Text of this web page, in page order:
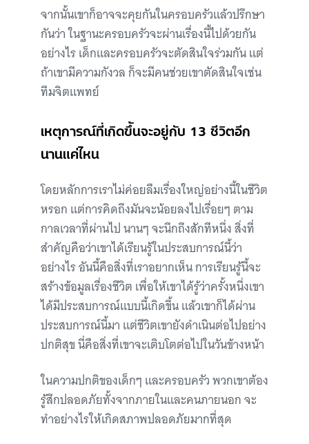
จากนั้นเขาก็อาจจะคุยกันในครอบครัวแล้วปรึกษา
กันว่า ในฐานะครอบครัวจะผ่านเรื่องนี้ไปด้วยกัน
อย่างไร เด็กและครอบครัวจะตัดสินใจร่วมกัน แต่
ถ้าเขามีความกังวล ก็จะมีคนช่วยเขาตัดสินใจเช่น
ทีมจิตแพทย์
เหตุการณ์ที่เกิดขึ้นจะอยู่กับ 13 ชีวิตอีก
นานแค่ไหน
โดยหลักการเราไม่ค่อยลืมเรื่องใหญ่อย่างนี้ในชีวิต
หรอก แต่การคิดถึงมันจะน้อยลงไปเรื่อยๆ ตาม
กาลเวลาที่ผ่านไป นานๆ จะนึกถึงสักทีหนึ่ง สิ่งที่
สำคัญคือว่าเขาได้เรียนรู้ในประสบการณ์นี้ว่า
อย่างไร อันนี้คือสิ่งที่เราอยากเห็น การเรียนรู้นี้จะ
สร้างข้อมูลเรื่องชีวิต เพื่อให้เขาได้รู้ว่าครั้งหนึ่งเขา
ได้มีประสบการณ์แบบนี้เกิดขึ้น แล้วเขาก็ได้ผ่าน
ประสบการณ์นี้มา แต่ชีวิตเขายังดำเนินต่อไปอย่าง
ปกติสุข นี่คือสิ่งที่เขาจะเติบโตต่อไปในวันข้างหน้า
ในความปกติของเด็กๆ และครอบครัว พวกเขาต้อง
รู้สึกปลอดภัยทั้งจากภายในและคนภายนอก จะ
ทำอย่างไรให้เกิดสภาพปลอดภัยมากที่สุด